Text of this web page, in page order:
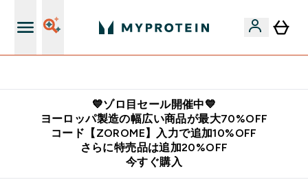
💙ゾロ目セール開催中💙
ヨーロッパ製造の幅広い商品が最大70%OFF
コード【ZOROME】入力で追加10%OFF
さらに特売品は追加20%OFF
今すぐ購入